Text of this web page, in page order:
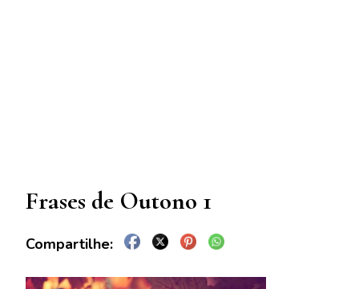
Frases de Outono 1